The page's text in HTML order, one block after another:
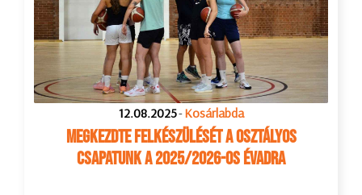
12.08.2025-Kosárlabda
Megkezdte felkészülését A osztályos
csapatunk a 2025/2026-os évadra